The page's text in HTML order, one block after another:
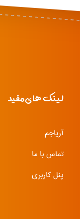
لینک های مفید
آریاجم
تماس با ما
پنل کاربری